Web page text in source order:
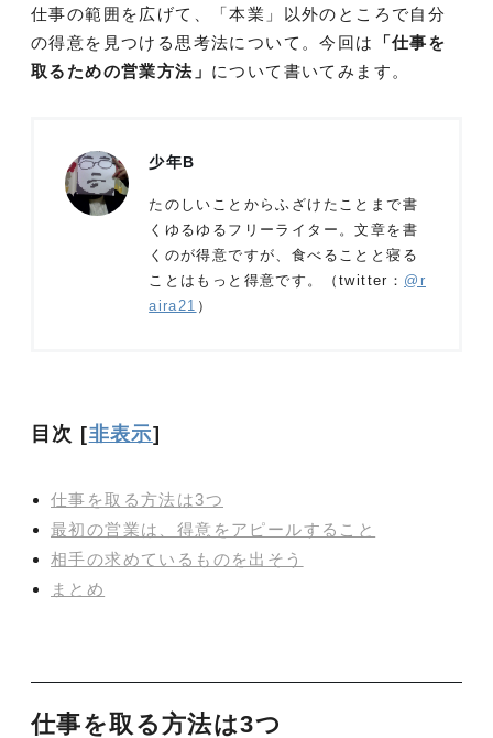
仕事の範囲を広げて、「本業」以外のところで自分
の得意を見つける思考法について。今回は
「仕事を
取るための営業方法」 について書いてみます。
少年B
たのしいことからふざけたことまで書
くゆるゆるフリーライター。文章を書
くのが得意ですが、食べることと寝る
ことはもっと得意です。（twitter： @r
aira21 ）
目次 [非表示]
仕事を取る方法は3つ
最初の営業は、得意をアピールすること
相手の求めているものを出そう
まとめ
仕事を取る方法は3つ